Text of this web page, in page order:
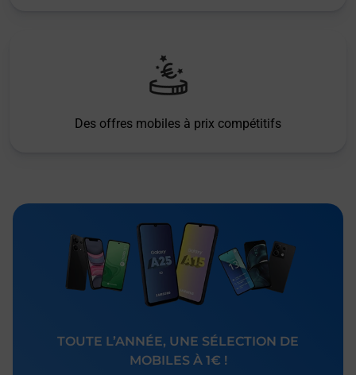
Des offres mobiles à prix compétitifs
TOUTE L’ANNÉE, UNE SÉLECTION DE
MOBILES À 1€ !